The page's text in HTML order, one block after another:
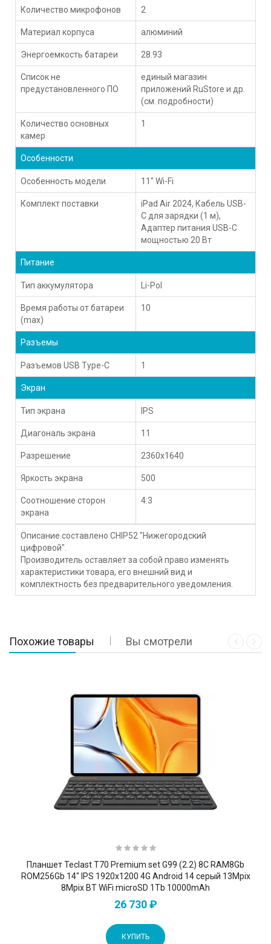
Количество микрофонов 2
Материал корпуса алюминий
Энергоемкость батареи 28.93
Список не
предустановленного ПО
единый магазин
приложений RuStore и др.
(см. подробности)
Количество основных
камер
1
Особенности
Особенность модели 11" Wi-Fi
Комплект поставки
iPad Air 2024, Кабель USB-
C для зарядки (1 м),
Адаптер питания USB-C
мощностью 20 Вт
Питание
Тип аккумулятора Li-Pol
Время работы от батареи
(max)
10
Разъемы
Разъемов USB Type-C 1
Экран
Тип экрана IPS
Диагональ экрана 11
Разрешение 2360x1640
Яркость экрана 500
Соотношение сторон
экрана
4:3
Описание составлено CHIP52 "Нижегородский
цифровой".
Производитель оставляет за собой право изменять
характеристики товара, его внешний вид и
комплектность без предварительного уведомления.
Похожие товары Вы смотрели
Планшет Teclast T70 Premium set G99 (2.2) 8C RAM8Gb
ROM256Gb 14" IPS 1920x1200 4G Android 14 серый 13Mpix
8Mpix BT WiFi microSD 1Tb 10000mAh
26 730 ₽
КУПИТЬ